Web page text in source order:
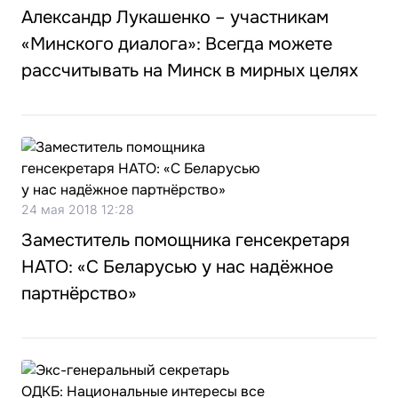
Александр Лукашенко – участникам
«Минского диалога»: Всегда можете
рассчитывать на Минск в мирных целях
24 мая 2018 12:28
Заместитель помощника генсекретаря
НАТО: «С Беларусью у нас надёжное
партнёрство»